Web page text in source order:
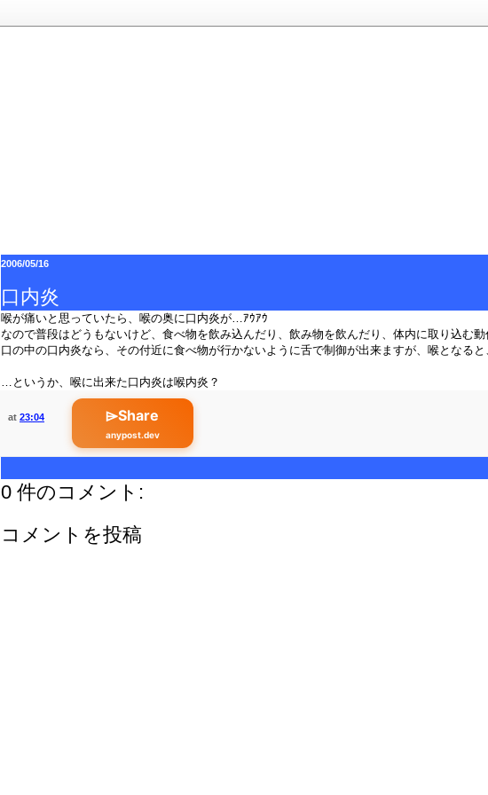
2006/05/16
口内炎
喉が痛いと思っていたら、喉の奥に口内炎が…ｱｳｱｳ
なので普段はどうもないけど、食べ物を飲み込んだり、飲み物を飲んだり、体内に取り込む
口の中の口内炎なら、その付近に食べ物が行かないように舌で制御が出来ますが、喉となる
…というか、喉に出来た口内炎は喉内炎？
at 23:04 ⌲Share
anypost.dev
0 件のコメント:
コメントを投稿